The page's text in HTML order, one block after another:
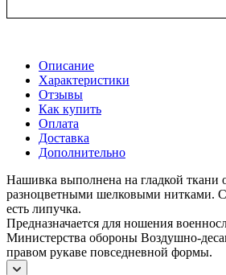
Описание
Характеристики
Отзывы
Как купить
Оплата
Доставка
Дополнительно
Нашивка выполнена на гладкой ткани
разноцветными шелковыми нитками.
есть липучка.
Предназначается для ношения
Министерства обороны Воздушно-
правом рукаве повседневной формы.